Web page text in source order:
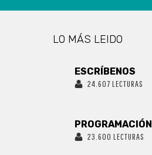
LO MÁS LEIDO
ESCRÍBENOS
24.607 LECTURAS
PROGRAMACIÓN
23.600 LECTURAS